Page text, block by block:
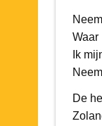
Waar
Ik
De